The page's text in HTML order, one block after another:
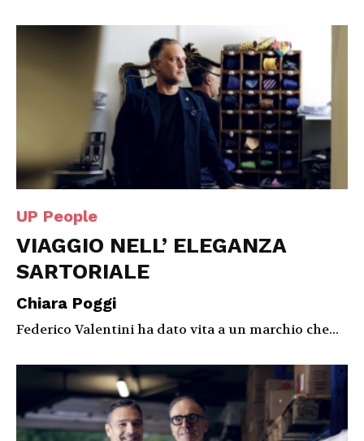
UP People
VIAGGIO NELL’ ELEGANZA
SARTORIALE
Chiara Poggi
Federico Valentini ha dato vita a un marchio che...